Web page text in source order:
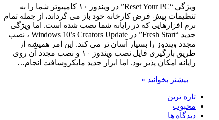
ویژگی “Reset Your PC” در ویندوز ۱۰ کامپیوتر شما را به
تنظیمات پیش فرض کارخانه خود باز می گرداند، از جمله تمام
نرم افزارهایی که در رایانه شما نصب شده است. اما ویژگی
جدید “Fresh Start” در Windows 10’s Creators Update ، نصب
مجدد ویندوز را بسیار آسان تر می کند. این امر همیشه از
طریق بارگیری فایل نصب ویندوز ۱۰ و نصب مجدد آن روی
رایانه امکان پذیر بود. اما ابزار جدید مایکروسافت انجام…
بیشتر بخوانید »
تازه ترین
محبوب
دیدگاه ها